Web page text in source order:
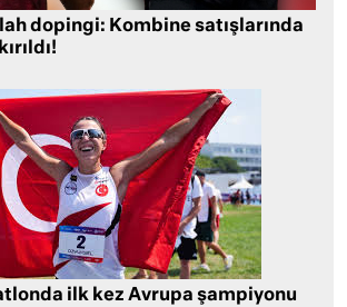
dopingi: Kombine satışlarında
ilk kez Avrupa şampiyonu